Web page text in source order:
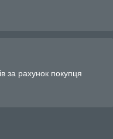
за рахунок покупця